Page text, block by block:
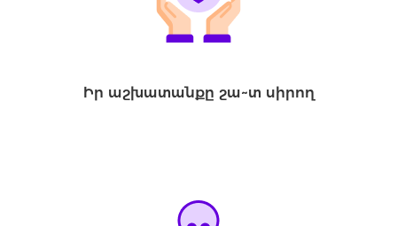
Իր աշխատանքը շա~տ սիրող